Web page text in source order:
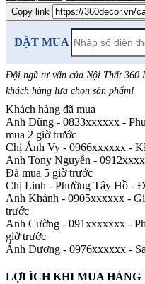
Copy link
ĐẶT MUA
Đội ngũ tư vấn của Nội Thất 360
khách hàng lựa chọn sản phẩm!
Khách hàng đã mua
Anh Dũng - 0833xxxxxx -
mua 2 giờ trước
Chị Ánh Vy - 0966xxxxxx -
Anh Tony Nguyễn -
Đã mua 5 giờ trước
Chị Linh - Phường Tây Hồ -
Anh Khánh - 0905xxxxxx -
trước
Anh Cường - 091xxxxxxx -
giờ trước
Ánh Dương - 0976xxxxxx -
LỢI ÍCH KHI MUA HÀNG